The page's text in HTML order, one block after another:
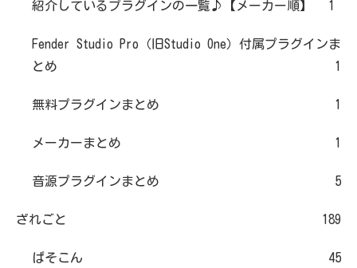
紹介しているプラグインの一覧♪【メーカー順】 1
Fender Studio Pro（旧Studio One）付属プラグインま
とめ
1
無料プラグインまとめ 1
メーカーまとめ 1
音源プラグインまとめ 5
ざれごと 189
ぱそこん 45